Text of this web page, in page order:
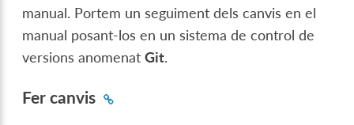
manual. Portem un seguiment dels canvis en el
manual posant-los en un sistema de control de
versions anomenatGit.
Fer canvis